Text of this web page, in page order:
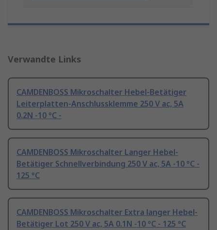
Verwandte Links
CAMDENBOSS Mikroschalter Hebel-Betätiger
Leiterplatten-Anschlussklemme 250 V ac, 5A
0.2N -10 °C -
CAMDENBOSS Mikroschalter Langer Hebel-
Betätiger Schnellverbindung 250 V ac, 5A -10 °C -
125 °C
CAMDENBOSS Mikroschalter Extra langer Hebel-
Betätiger Lot 250 V ac, 5A 0.1N -10 °C - 125 °C